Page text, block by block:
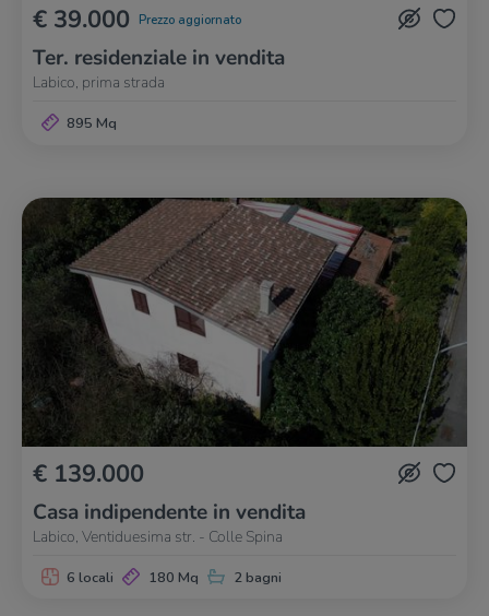
€ 39.000 Prezzo aggiornato
Ter. residenziale in vendita
Labico, prima strada
895 Mq
€ 139.000
Casa indipendente in vendita
Labico, Ventiduesima str. - Colle Spina
6 locali 180 Mq 2 bagni